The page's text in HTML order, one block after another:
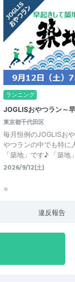
ランニング
JOGLISおやつラン～
東京都千代田区
毎月恒例のJOGLISお
やつランの中でも特に
「築地」です♪ 「築
2026/9/12(土)
違反報告